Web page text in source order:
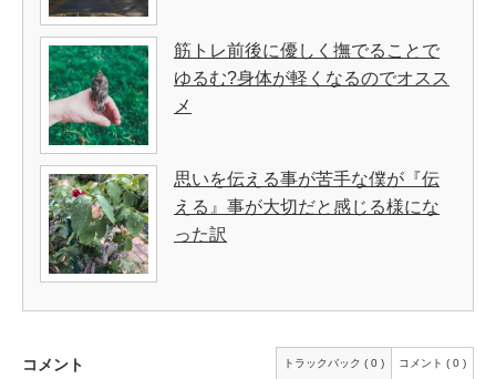
筋トレ前後に優しく撫でることで
ゆるむ?身体が軽くなるのでオスス
メ
思いを伝える事が苦手な僕が『伝
える』事が大切だと感じる様にな
った訳
コメント トラックバック ( 0 ) コメント ( 0 )